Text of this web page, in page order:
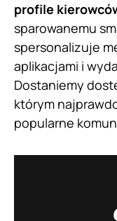
profile
sparowanemu
spersonalizuje
aplikacjami i
Dostaniemy
którym
popularne